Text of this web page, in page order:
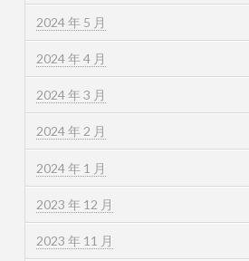
2024 年 5 月
2024 年 4 月
2024 年 3 月
2024 年 2 月
2024 年 1 月
2023 年 12 月
2023 年 11 月